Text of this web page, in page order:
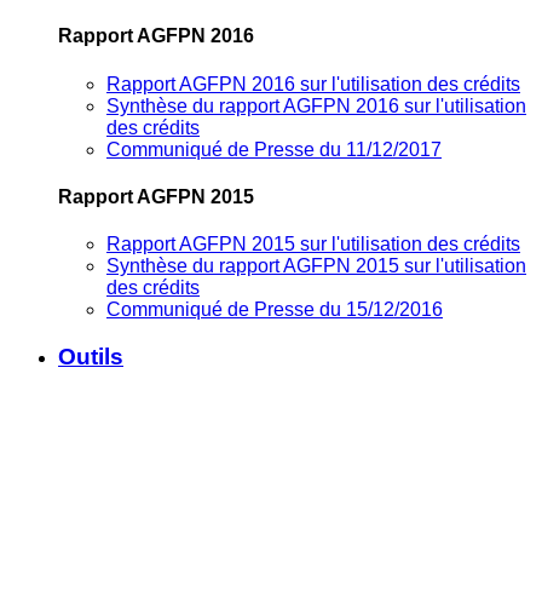
Rapport AGFPN 2016
Rapport AGFPN 2016 sur l'utilisation des crédits
Synthèse du rapport AGFPN 2016 sur l'utilisation
des crédits
Communiqué de Presse du 11/12/2017
Rapport AGFPN 2015
Rapport AGFPN 2015 sur l'utilisation des crédits
Synthèse du rapport AGFPN 2015 sur l'utilisation
des crédits
Communiqué de Presse du 15/12/2016
Outils